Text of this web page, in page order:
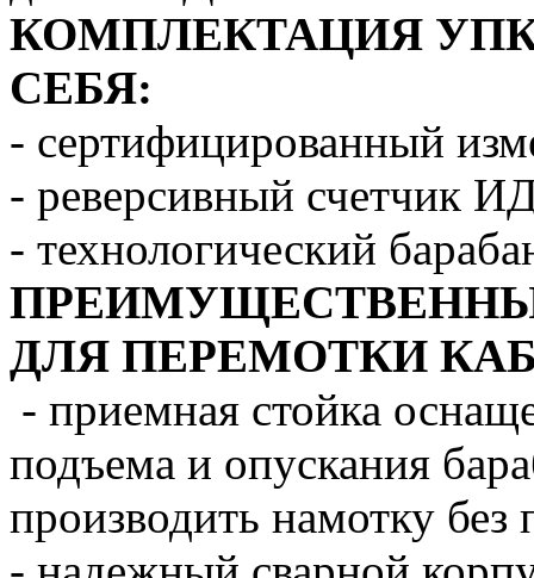
КОМПЛЕКТАЦИЯ
СЕБЯ:
- сертифицированный
- реверсивный счетчик
- технологический
ДЛЯ ПЕРЕМОТКИ
- приемная стойка
подъема и опускания
производить намотку